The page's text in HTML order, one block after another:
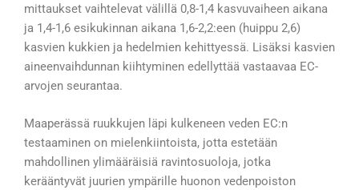
mittaukset vaihtelevat välillä 0,8-1,4 kasvuvaiheen aikana
ja 1,4-1,6 esikukinnan aikana 1,6-2,2:een (huippu 2,6)
kasvien kukkien ja hedelmien kehittyessä. Lisäksi kasvien
aineenvaihdunnan kiihtyminen edellyttää vastaavaa EC-
arvojen seurantaa.
Maaperässä ruukkujen läpi kulkeneen veden EC:n
testaaminen on mielenkiintoista, jotta estetään
mahdollinen ylimääräisiä ravintosuoloja, jotka
kerääntyvät juurien ympärille huonon vedenpoiston